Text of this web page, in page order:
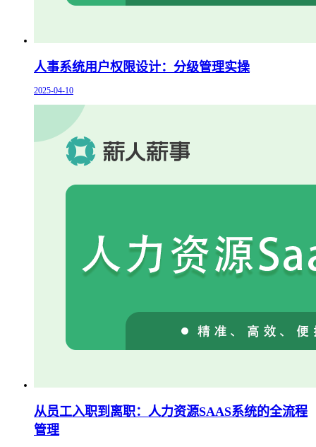
人事系统用户权限设计：分级管理实操
2025-04-10
从员工入职到离职：人力资源SAAS系统的全流程
管理